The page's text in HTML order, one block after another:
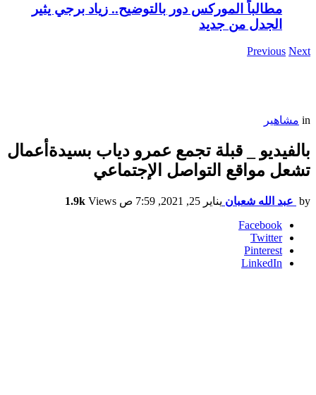
مطالباً الموركس دور بالتوضيح.. زياد برجي يثير
الجدل من جديد
Previous Next
in مشاهير
بالفيديو _ قبلة تجمع عمرو دياب بسيدةأعمال
تشعل مواقع التواصل الإجتماعي
by عبد الله شعبان يناير 25, 2021, 7:59 ص 1.9k Views
Facebook
Twitter
Pinterest
LinkedIn